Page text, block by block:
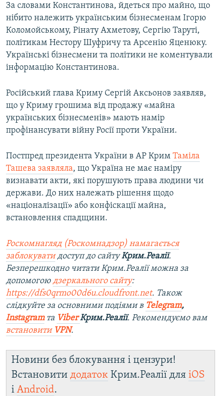
За словами Константинова, йдеться про майно, що
нібито належить українським бізнесменам Ігорю
Коломойському, Рінату Ахметову, Сергію Таруті,
політикам Нестору Шуфричу та Арсенію Яценюку.
Українські бізнесмени та політики не коментували
інформацію Константинова.
Російський глава Криму Сергій Аксьонов заявляв,
що у Криму грошима від продажу «майна
українських бізнесменів» мають намір
профінансувати війну Росії проти України.
Постпред президента України в АР Крим Таміла
Ташева заявляла, що Україна не має наміру
визнавати акти, які порушують права людини чи
держави. До них належать рішення щодо
«націоналізації» або конфіскації майна,
встановлення спадщини.
Роскомнагляд (Роскомнадзор) намагається
заблокуватидоступ до сайтуКрим.Реалії.
Безперешкодно читати Крим.Реалії можна за
допомогою дзеркального сайту:
https://dfs0qrmo00d6u.cloudfront.net. Також
слідкуйте за основними подіями в Telegram,
Instagramта ViberКрим.Реалії. Рекомендуємо вам
встановити VPN.
Новини без блокування і цензури!
Встановити додаток Крим.Реалії для iOS
і Android.